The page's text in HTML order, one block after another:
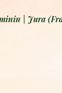
| Jura